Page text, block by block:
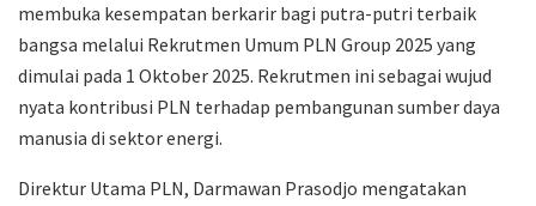
membuka kesempatan berkarir bagi putra-putri terbaik
bangsa melalui Rekrutmen Umum PLN Group 2025 yang
dimulai pada 1 Oktober 2025. Rekrutmen ini sebagai wujud
nyata kontribusi PLN terhadap pembangunan sumber daya
manusia di sektor energi.
Direktur Utama PLN, Darmawan Prasodjo mengatakan